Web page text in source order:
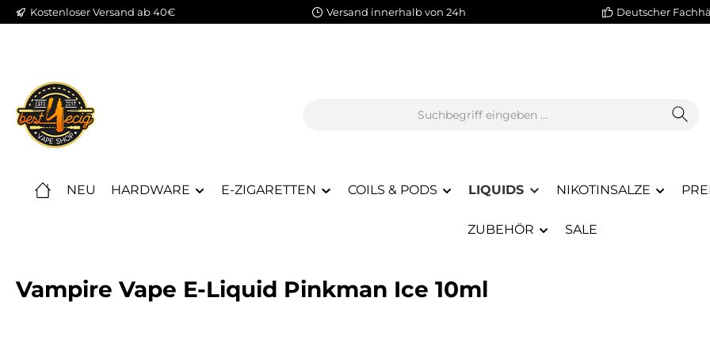
Hauptinhalt springen
Zur Suche springen
Zur Hauptnavigation springen
Kostenloser Versand ab 40€ Versand innerhalb von 24h Deutscher
NEU HARDWARE E-ZIGARETTEN COILS & PODS LIQUIDS NIKOTINSALZE
ZUBEHÖR SALE
Vampire Vape E-Liquid Pinkman Ice 10ml